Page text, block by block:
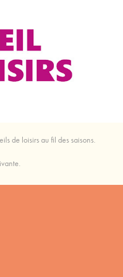
de loisirs au fil des saisons.